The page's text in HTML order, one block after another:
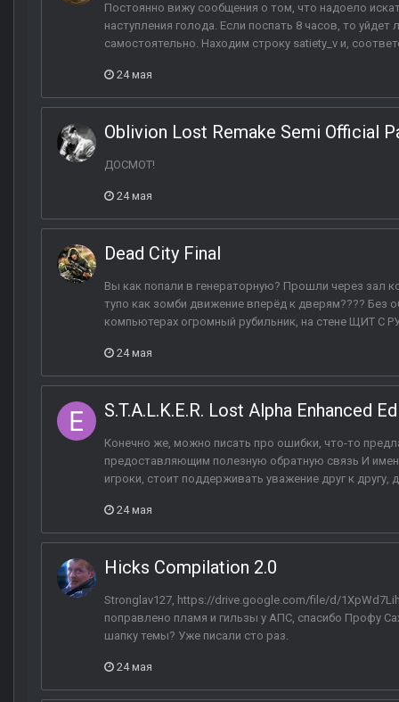
Постоянно вижу сообщения о том, что надоело
наступления голода. Если поспать 8 часов, то
самостоятельно. Находим строку satiety_v и,
24 мая
Oblivion Lost Remake Semi Official
ДОСМОТ!
24 мая
Dead City Final
Вы как попали в генераторную? Прошли через зал
тупо как зомби движение вперёд к дверям???? Без
компьютерах огромный рубильник, на стене ЩИТ С
24 мая
S.T.A.L.K.E.R. Lost Alpha Enhanced
Конечно же, можно писать про ошибки, что-то
предоставляющим полезную обратную связь И
игроки, стоит поддерживать уважение друг к другу,
24 мая
Hicks Compilation 2.0
Stronglav127, https://drive.google.com/file/d/
поправлено пламя и гильзы у АПС, спасибо Профу
шапку темы? Уже писали сто раз.
24 мая